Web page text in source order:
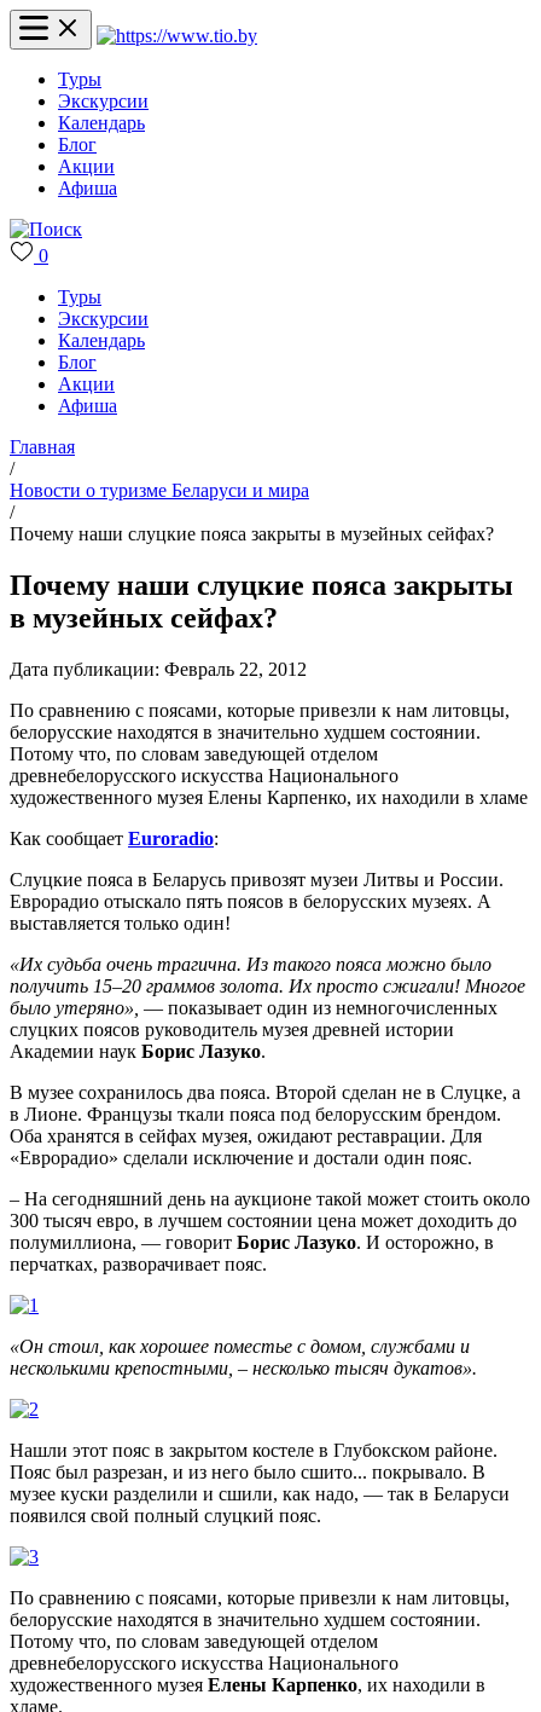
Туры
Экскурсии
Календарь
Блог
Акции
Афиша
0
Туры
Экскурсии
Календарь
Блог
Акции
Афиша
Главная
/
Новости о туризме Беларуси и мира
/
Почему наши слуцкие пояса закрыты в музейных сейфах?
Почему наши слуцкие пояса закрыты
в музейных сейфах?
Дата публикации: Февраль 22, 2012
По сравнению с поясами, которые привезли к нам литовцы,
белорусские находятся в значительно худшем состоянии.
Потому что, по словам заведующей отделом
древнебелорусского искусства Национального
художественного музея Елены Карпенко, их находили в хламе
Как сообщает Euroradio:
Слуцкие пояса в Беларусь привозят музеи Литвы и России.
Еврорадио отыскало пять поясов в белорусских музеях. А
выставляется только один!
«Их судьба очень трагична. Из такого пояса можно было
получить 15–20 граммов золота. Их просто сжигали! Многое
было утеряно», — показывает один из немногочисленных
слуцких поясов руководитель музея древней истории
Академии наук Борис Лазуко.
В музее сохранилось два пояса. Второй сделан не в Слуцке, а
в Лионе. Французы ткали пояса под белорусским брендом.
Оба хранятся в сейфах музея, ожидают реставрации. Для
«Еврорадио» сделали исключение и достали один пояс.
– На сегодняшний день на аукционе такой может стоить около
300 тысяч евро, в лучшем состоянии цена может доходить до
полумиллиона, — говорит Борис Лазуко. И осторожно, в
перчатках, разворачивает пояс.
«Он стоил, как хорошее поместье с домом, службами и
несколькими крепостными, – несколько тысяч дукатов».
Нашли этот пояс в закрытом костеле в Глубокском районе.
Пояс был разрезан, и из него было сшито... покрывало. В
музее куски разделили и сшили, как надо, — так в Беларуси
появился свой полный слуцкий пояс.
По сравнению с поясами, которые привезли к нам литовцы,
белорусские находятся в значительно худшем состоянии.
Потому что, по словам заведующей отделом
древнебелорусского искусства Национального
художественного музея Елены Карпенко, их находили в
хламе.